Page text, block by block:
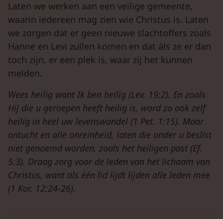
Laten we werken aan een veilige gemeente,
waarin iedereen mag zien wie Christus is. Laten
we zorgen dat er geen nieuwe slachtoffers zoals
Hanne en Levi zullen komen en dat áls ze er dan
toch zijn, er een plek is, waar zij het kunnen
melden.
Wees heilig want Ik ben heilig (Lev. 19:2). En zoals
Hij die u geroepen heeft heilig is, word zo ook zelf
heilig in heel uw levenswandel (1 Pet. 1:15). Maar
ontucht en alle onreinheid, laten die onder u beslist
niet genoemd worden, zoals het heiligen past (Ef.
5:3). Draag zorg voor de leden van het lichaam van
Christus, want als één lid lijdt lijden alle leden mee
(1 Kor. 12:24-26).